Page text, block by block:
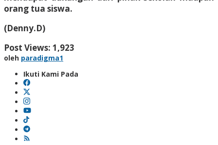
orang tua siswa.
(Denny.D)
Post Views: 1,923
oleh paradigma1
Ikuti Kami Pada